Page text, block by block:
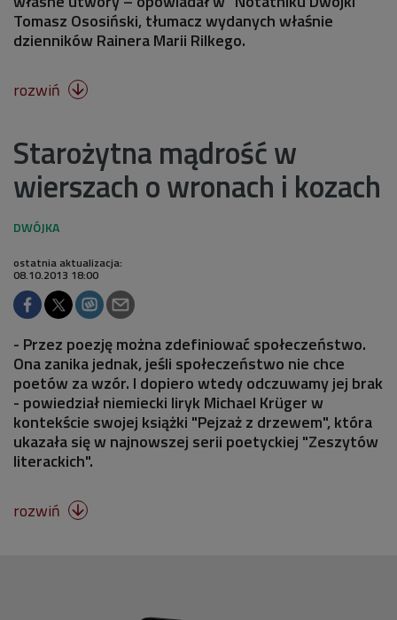
Tomasz Ososiński, tłumacz wydanych właśnie
dzienników Rainera Marii Rilkego.
rozwiń 
Starożytna mądrość w
wierszach o wronach i kozach
ostatnia aktualizacja:
08.10.2013 18:00
- Przez poezję można zdefiniować społeczeństwo.
Ona zanika jednak, jeśli społeczeństwo nie chce
poetów za wzór. I dopiero wtedy odczuwamy jej brak
- powiedział niemiecki liryk Michael Krüger w
kontekście swojej książki "Pejzaż z drzewem", która
ukazała się w najnowszej serii poetyckiej "Zeszytów
literackich".
rozwiń 